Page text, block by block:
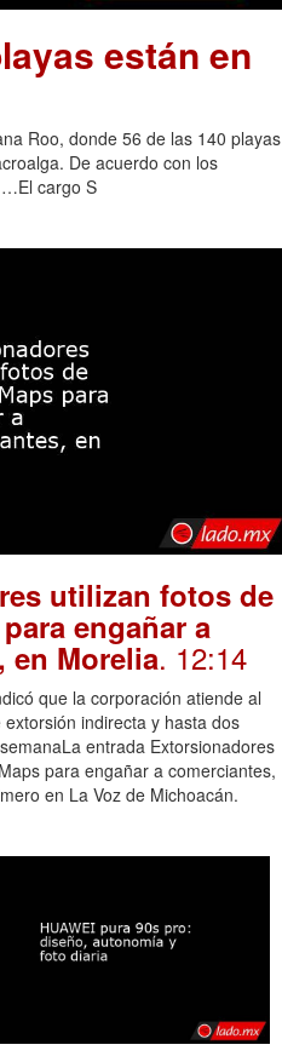
están en
Roo, donde 56 de las 140 playas
De acuerdo con los
…El cargo S
utilizan fotos de
engañar a
en Morelia. 12:14
que la corporación atiende al
indirecta y hasta dos
entrada Extorsionadores
para engañar a comerciantes,
en La Voz de Michoacán.